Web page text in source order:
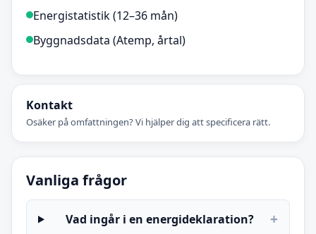
Energistatistik (12–36 mån)
Byggnadsdata (Atemp, årtal)
Kontakt
Osäker på omfattningen? Vi hjälper dig att specificera rätt.
Vanliga frågor
Vad ingår i en energideklaration? +